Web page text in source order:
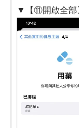
▼【⑪開啟全